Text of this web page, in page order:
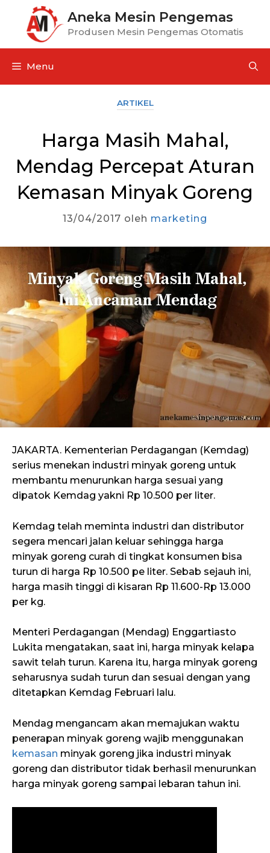
Aneka Mesin Pengemas
Produsen Mesin Pengemas Otomatis
Menu
ARTIKEL
Harga Masih Mahal,
Mendag Percepat Aturan
Kemasan Minyak Goreng
13/04/2017 oleh marketing
JAKARTA. Kementerian Perdagangan (Kemdag)
serius menekan industri minyak goreng untuk
membantu menurunkan harga sesuai yang
dipatok Kemdag yakni Rp 10.500 per liter.
Kemdag telah meminta industri dan distributor
segera mencari jalan keluar sehingga harga
minyak goreng curah di tingkat konsumen bisa
turun di harga Rp 10.500 pe liter. Sebab sejauh ini,
harga masih tinggi di kisaran Rp 11.600-Rp 13.000
per kg.
Menteri Perdagangan (Mendag) Enggartiasto
Lukita mengatakan, saat ini, harga minyak kelapa
sawit telah turun. Karena itu, harga minyak goreng
seharusnya sudah turun dan sesuai dengan yang
ditetapkan Kemdag Februari lalu.
Mendag mengancam akan memajukan waktu
penerapan minyak goreng wajib menggunakan
kemasan minyak goreng jika industri minyak
goreng dan distributor tidak berhasil menurunkan
harga minyak goreng sampai lebaran tahun ini.